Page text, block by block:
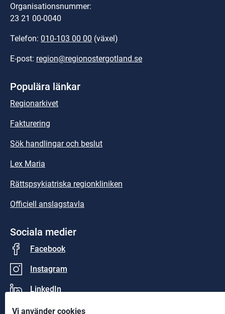
Vi använder cookies
Organisationsnummer:
23 21 00-0040
Telefon: 010-103 00 00 (växel)
E-post: region@regionostergotland.se
Populära länkar
Regionarkivet
Fakturering
Sök handlingar och beslut
Lex Maria
Rättspsykiatriska regionkliniken
Officiell anslagstavla
Sociala medier
Facebook
Instagram
LinkedIn